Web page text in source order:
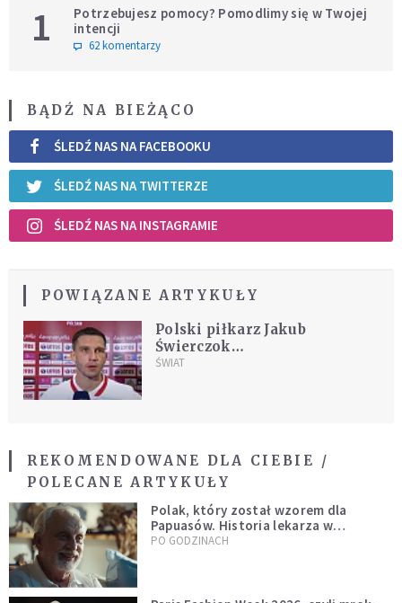
1
Potrzebujesz pomocy? Pomodlimy się w Twojej
intencji
62 komentarzy
BĄDŹ NA BIEŻĄCO
ŚLEDŹ NAS NA FACEBOOKU
ŚLEDŹ NAS NA TWITTERZE
ŚLEDŹ NAS NA INSTAGRAMIE
POWIĄZANE ARTYKUŁY
Polski piłkarz Jakub
Świerczok
zdyskwalifikowany na cztery
ŚWIAT
REKOMENDOWANE DLA CIEBIE /
POLECANE ARTYKUŁY
Polak, który został wzorem dla
Papuasów. Historia lekarza w
sutannie, który uleczył dżunglę
PO GODZINACH